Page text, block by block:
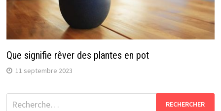
Que signifie rêver des plantes en pot
11 septembre 2023
Rechercher :